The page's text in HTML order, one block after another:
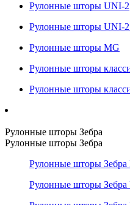
Рулонные шторы UNI-2
Рулонные шторы UNI-
Рулонные шторы MG
Рулонные шторы
Рулонные шторы
Рулонные шторы Зебра
Рулонные шторы Зебра
Рулонные шторы
Рулонные шторы Зебра